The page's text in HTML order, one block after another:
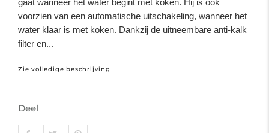
gaat wanneer het water begint met koken. Hij is ook
voorzien van een automatische uitschakeling, wanneer het
water klaar is met koken. Dankzij de uitneembare anti-kalk
filter en...
Zie volledige beschrijving
Deel